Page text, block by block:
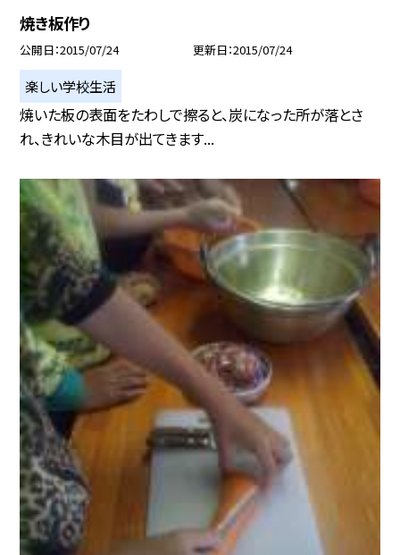
焼き板作り
公開日 2015/07/24 更新日 2015/07/24
楽しい学校生活
焼いた板の表面をたわしで擦ると、炭になった所が落とさ
れ、きれいな木目が出てきます...